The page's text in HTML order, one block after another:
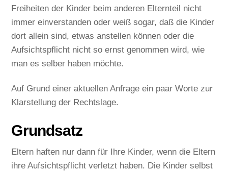
Freiheiten der Kinder beim anderen Elternteil nicht
immer einverstanden oder weiß sogar, daß die Kinder
dort allein sind, etwas anstellen können oder die
Aufsichtspflicht nicht so ernst genommen wird, wie
man es selber haben möchte.
Auf Grund einer aktuellen Anfrage ein paar Worte zur
Klarstellung der Rechtslage.
Grundsatz
Eltern haften nur dann für Ihre Kinder, wenn die Eltern
ihre Aufsichtspflicht verletzt haben. Die Kinder selbst